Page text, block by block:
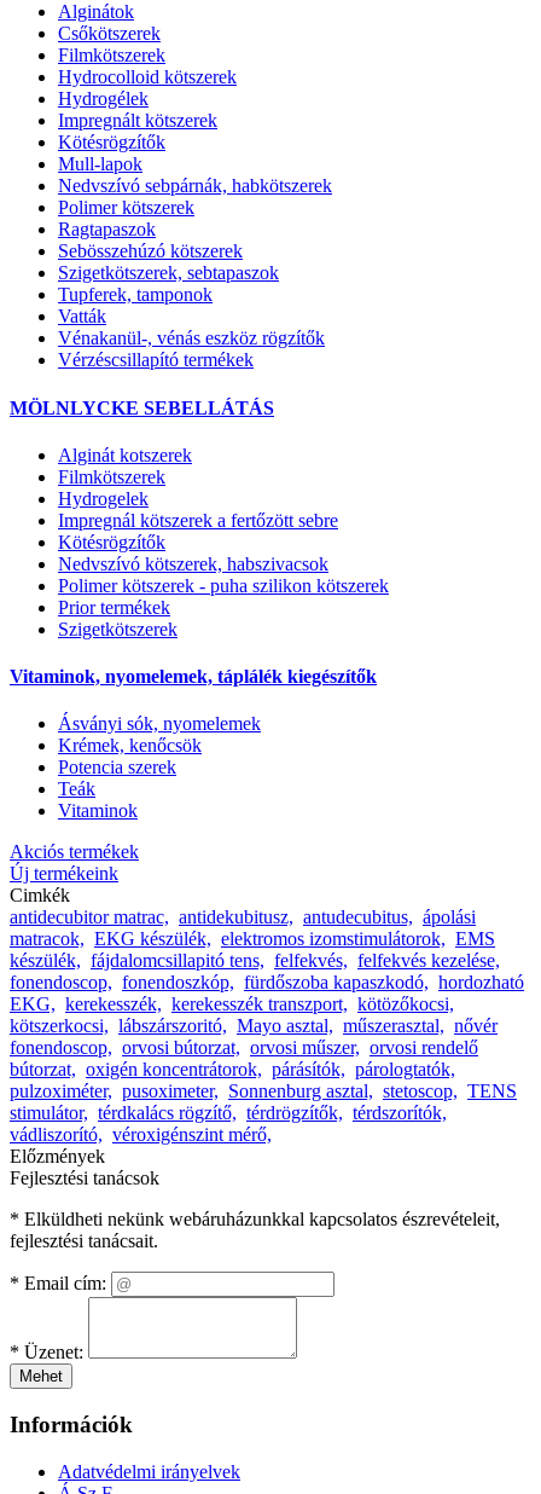
Alginátok
Csőkötszerek
Filmkötszerek
Hydrocolloid kötszerek
Hydrogélek
Impregnált kötszerek
Kötésrögzítők
Mull-lapok
Nedvszívó sebpárnák, habkötszerek
Polimer kötszerek
Ragtapaszok
Sebösszehúzó kötszerek
Szigetkötszerek, sebtapaszok
Tupferek, tamponok
Vatták
Vénakanül-, vénás eszköz rögzítők
Vérzéscsillapító termékek
MÖLNLYCKE SEBELLÁTÁS
Alginát kotszerek
Filmkötszerek
Hydrogelek
Impregnál kötszerek a fertőzött sebre
Kötésrögzítők
Nedvszívó kötszerek, habszivacsok
Polimer kötszerek - puha szilikon kötszerek
Prior termékek
Szigetkötszerek
Vitaminok, nyomelemek, táplálék kiegészítők
Ásványi sók, nyomelemek
Krémek, kenőcsök
Potencia szerek
Teák
Vitaminok
Akciós termékek
Új termékeink
Cimkék
antidecubitor matrac, antidekubitusz, antudecubitus, ápolási
matracok, EKG készülék, elektromos izomstimulátorok, EMS
készülék, fájdalomcsillapitó tens, felfekvés, felfekvés kezelése,
fonendoscop, fonendoszkóp, fürdőszoba kapaszkodó, hordozható
EKG, kerekesszék, kerekesszék transzport, kötözőkocsi,
kötszerkocsi, lábszárszoritó, Mayo asztal, műszerasztal, nővér
fonendoscop, orvosi bútorzat, orvosi műszer, orvosi rendelő
bútorzat, oxigén koncentrátorok, párásítók, párologtatók,
pulzoximéter, pusoximeter, Sonnenburg asztal, stetoscop, TENS
stimulátor, térdkalács rögzítő, térdrögzítők, térdszorítók,
vádliszorító, véroxigénszint mérő,
Előzmények
Fejlesztési tanácsok
* Elküldheti nekünk webáruházunkkal kapcsolatos észrevételeit,
fejlesztési tanácsait.
* Email cím:
* Üzenet:
Mehet
Információk
Adatvédelmi irányelvek